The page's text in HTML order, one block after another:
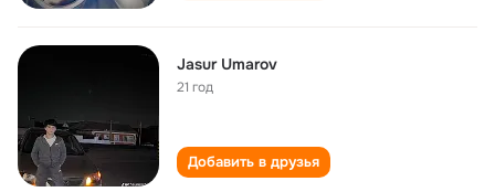
Jasur Umarov
21 год
Добавить в друзья